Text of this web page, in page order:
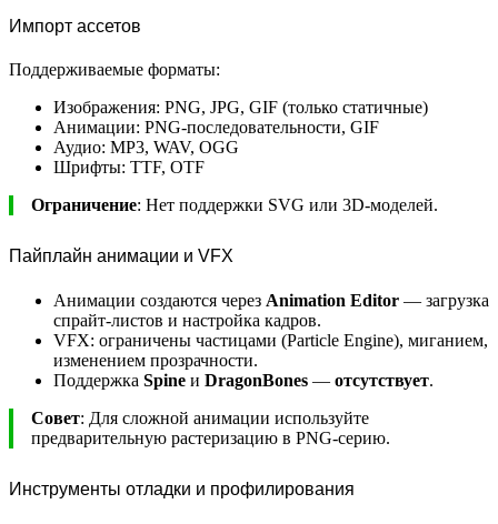
Импорт ассетов
Поддерживаемые форматы:
Изображения: PNG, JPG, GIF (только статичные)
Анимации: PNG-последовательности, GIF
Аудио: MP3, WAV, OGG
Шрифты: TTF, OTF
Ограничение: Нет поддержки SVG или 3D-моделей.
Пайплайн анимации и VFX
Анимации создаются через Animation Editor — загрузка
спрайт-листов и настройка кадров.
VFX: ограничены частицами (Particle Engine), миганием,
изменением прозрачности.
Поддержка Spine и DragonBones — отсутствует.
Совет: Для сложной анимации используйте
предварительную растеризацию в PNG-серию.
Инструменты отладки и профилирования